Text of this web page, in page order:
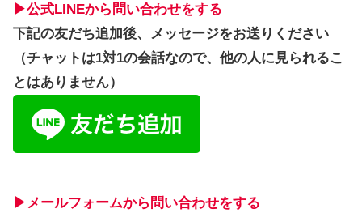
▶︎公式LINEから問い合わせをする
下記の友だち追加後、メッセージをお送りください
（チャットは1対1の会話なので、他の人に見られるこ
とはありません）
▶︎メールフォームから問い合わせをする